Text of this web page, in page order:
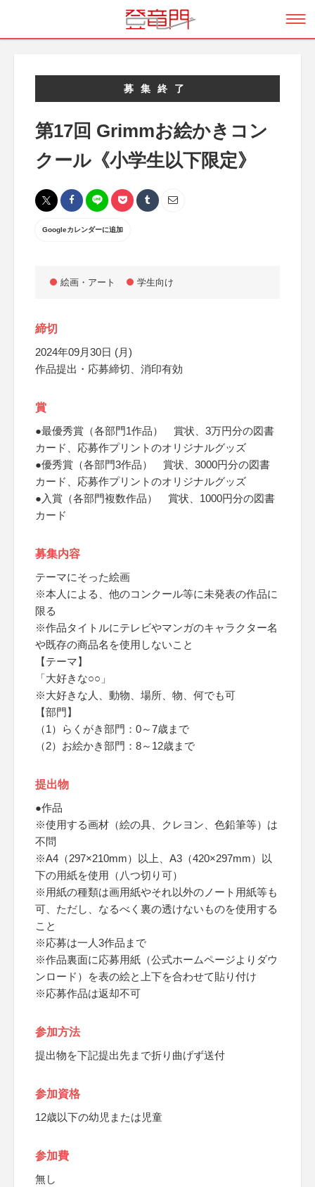
募集終了
第17回 Grimmお絵かきコン
クール《小学生以下限定》
Googleカレンダーに追加
絵画・アート 学生向け
締切
2024年09月30日 (月)
作品提出・応募締切、消印有効
賞
●最優秀賞（各部門1作品） 賞状、3万円分の図書
カード、応募作プリントのオリジナルグッズ
●優秀賞（各部門3作品） 賞状、3000円分の図書
カード、応募作プリントのオリジナルグッズ
●入賞（各部門複数作品） 賞状、1000円分の図書
カード
募集内容
テーマにそった絵画
※本人による、他のコンクール等に未発表の作品に
限る
※作品タイトルにテレビやマンガのキャラクター名
や既存の商品名を使用しないこと
【テーマ】
「大好きな○○」
※大好きな人、動物、場所、物、何でも可
【部門】
（1）らくがき部門：0～7歳まで
（2）お絵かき部門：8～12歳まで
提出物
●作品
※使用する画材（絵の具、クレヨン、色鉛筆等）は
不問
※A4（297×210mm）以上、A3（420×297mm）以
下の用紙を使用（八つ切り可）
※用紙の種類は画用紙やそれ以外のノート用紙等も
可、ただし、なるべく裏の透けないものを使用する
こと
※応募は一人3作品まで
※作品裏面に応募用紙（公式ホームページよりダウ
ンロード）を表の絵と上下を合わせて貼り付け
※応募作品は返却不可
参加方法
提出物を下記提出先まで折り曲げず送付
参加資格
12歳以下の幼児または児童
参加費
無し